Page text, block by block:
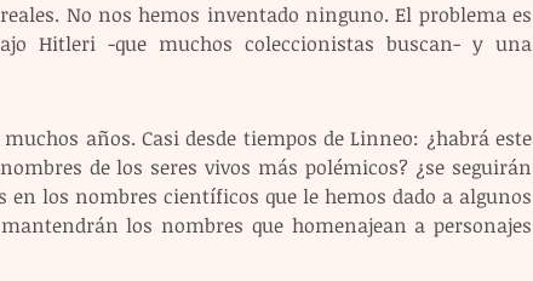
No nos hemos inventado ninguno. El problema es
Hitleri -que muchos coleccionistas buscan- y una
años. Casi desde tiempos de Linneo: ¿habrá este
de los seres vivos más polémicos? ¿se seguirán
los nombres científicos que le hemos dado a algunos
los nombres que homenajean a personajes